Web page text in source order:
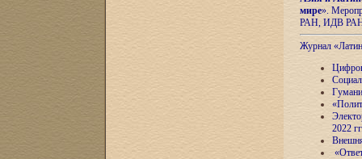
мире».
РАН, ИДВ
Журнал
2022